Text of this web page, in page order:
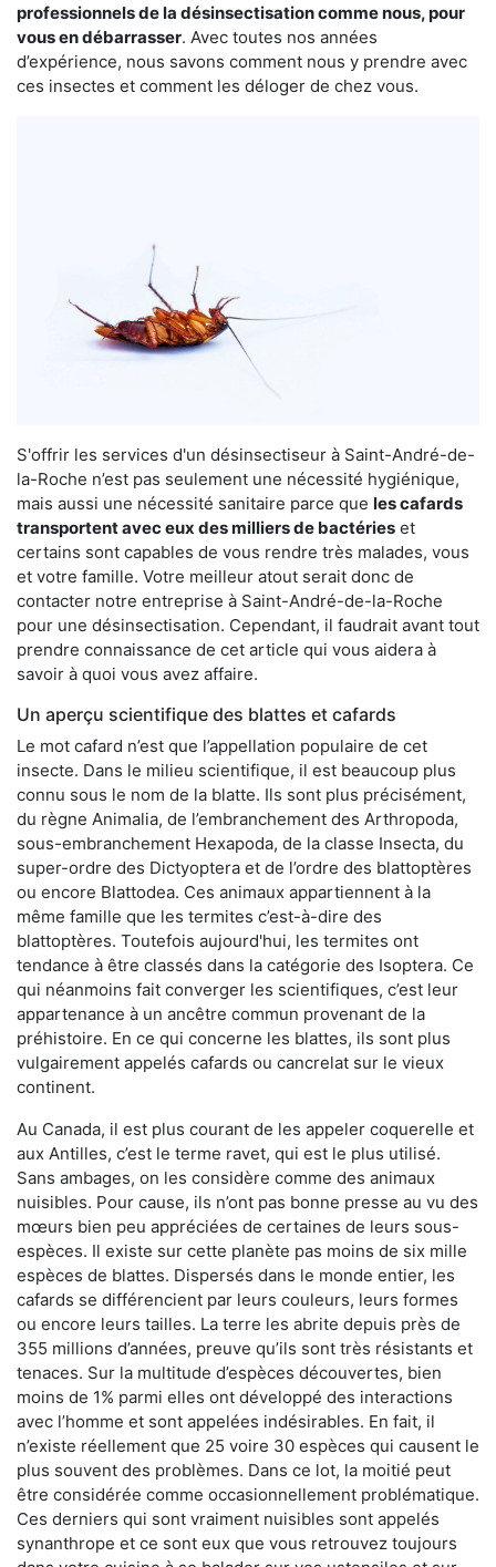
professionnels de la désinsectisation comme nous, pour
vous en débarrasser. Avec toutes nos années
d’expérience, nous savons comment nous y prendre avec
ces insectes et comment les déloger de chez vous.
S'offrir les services d'un désinsectiseur à Saint-André-de-
la-Roche n’est pas seulement une nécessité hygiénique,
mais aussi une nécessité sanitaire parce que les cafards
transportent avec eux des milliers de bactéries et
certains sont capables de vous rendre très malades, vous
et votre famille. Votre meilleur atout serait donc de
contacter notre entreprise à Saint-André-de-la-Roche
pour une désinsectisation. Cependant, il faudrait avant tout
prendre connaissance de cet article qui vous aidera à
savoir à quoi vous avez affaire.
Un aperçu scientifique des blattes et cafards
Le mot cafard n’est que l’appellation populaire de cet
insecte. Dans le milieu scientifique, il est beaucoup plus
connu sous le nom de la blatte. Ils sont plus précisément,
du règne Animalia, de l’embranchement des Arthropoda,
sous-embranchement Hexapoda, de la classe Insecta, du
super-ordre des Dictyoptera et de l’ordre des blattoptères
ou encore Blattodea. Ces animaux appartiennent à la
même famille que les termites c’est-à-dire des
blattoptères. Toutefois aujourd'hui, les termites ont
tendance à être classés dans la catégorie des Isoptera. Ce
qui néanmoins fait converger les scientifiques, c’est leur
appartenance à un ancêtre commun provenant de la
préhistoire. En ce qui concerne les blattes, ils sont plus
vulgairement appelés cafards ou cancrelat sur le vieux
continent.
Au Canada, il est plus courant de les appeler coquerelle et
aux Antilles, c’est le terme ravet, qui est le plus utilisé.
Sans ambages, on les considère comme des animaux
nuisibles. Pour cause, ils n’ont pas bonne presse au vu des
mœurs bien peu appréciées de certaines de leurs sous-
espèces. Il existe sur cette planète pas moins de six mille
espèces de blattes. Dispersés dans le monde entier, les
cafards se différencient par leurs couleurs, leurs formes
ou encore leurs tailles. La terre les abrite depuis près de
355 millions d’années, preuve qu’ils sont très résistants et
tenaces. Sur la multitude d’espèces découvertes, bien
moins de 1% parmi elles ont développé des interactions
avec l’homme et sont appelées indésirables. En fait, il
n’existe réellement que 25 voire 30 espèces qui causent le
plus souvent des problèmes. Dans ce lot, la moitié peut
être considérée comme occasionnellement problématique.
Ces derniers qui sont vraiment nuisibles sont appelés
synanthrope et ce sont eux que vous retrouvez toujours